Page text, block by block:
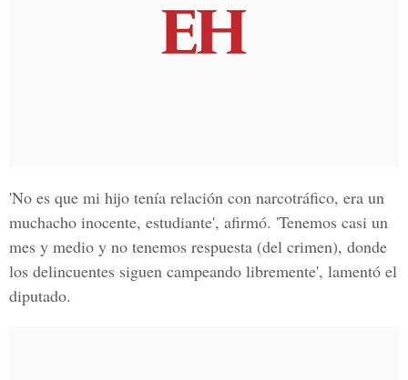
'No es que mi hijo tenía relación con narcotráfico, era un
muchacho inocente, estudiante', afirmó. 'Tenemos casi un
mes y medio y no tenemos respuesta (del crimen), donde
los delincuentes siguen campeando libremente', lamentó el
diputado.